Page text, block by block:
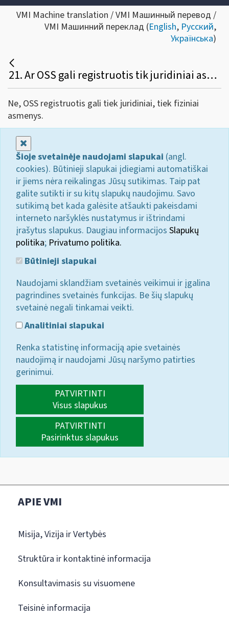
VMI Machine translation / VMI Машинный перевод /
VMI Машинний переклад (English, Русский,
Українська)
21. Ar OSS gali registruotis tik juridiniai asmenys?
Ne, OSS registruotis gali tiek juridiniai, tiek fiziniai
asmenys.
Šioje svetainėje naudojami slapukai (angl.
cookies). Būtinieji slapukai įdiegiami automatiškai
ir jiems nėra reikalingas Jūsų sutikimas. Taip pat
galite sutikti ir su kitų slapukų naudojimu. Savo
sutikimą bet kada galėsite atšaukti pakeisdami
interneto naršyklės nustatymus ir ištrindami
įrašytus slapukus. Daugiau informacijos Slapukų
politika; Privatumo politika.
Būtinieji slapukai
Naudojami sklandžiam svetainės veikimui ir įgalina
pagrindines svetainės funkcijas. Be šių slapukų
svetainė negali tinkamai veikti.
Analitiniai slapukai
Renka statistinę informaciją apie svetainės
naudojimą ir naudojami Jūsų naršymo patirties
gerinimui.
PATVIRTINTI
Visus slapukus
PATVIRTINTI
Pasirinktus slapukus
APIE VMI
Misija, Vizija ir Vertybės
Struktūra ir kontaktinė informacija
Konsultavimasis su visuomene
Teisinė informacija